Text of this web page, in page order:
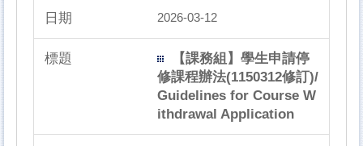
2026-03-12
【課務組】學生申請停
修課程辦法(1150312修訂)/
Guidelines for Course W
ithdrawal Application